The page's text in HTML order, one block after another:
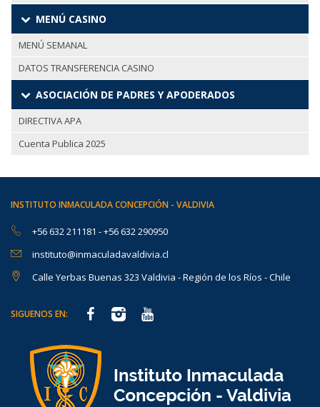
MENÚ CASINO
MENÚ SEMANAL
DATOS TRANSFERENCIA CASINO
ASOCIACIÓN DE PADRES Y APODERADOS
DIRECTIVA APA
Cuenta Publica 2025
INSTITUTO INMACULADA CONCEPCIÓN - VALDIVIA
+56 632 211181 -+56 632 290950
instituto@inmaculadavaldivia.cl
Calle Yerbas Buenas 323 Valdivia - Región de los Ríos - Chile
SIGUENOS EN: